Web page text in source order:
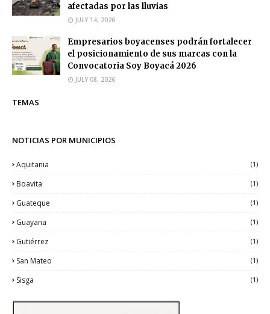
afectadas por las lluvias
JULY 14, 2026
Empresarios boyacenses podrán fortalecer
el posicionamiento de sus marcas con la
Convocatoria Soy Boyacá 2026
JULY 08, 2026
TEMAS
NOTICIAS POR MUNICIPIOS
Aquitania (1)
Boavita (1)
Guateque (1)
Guayana (1)
Gutiérrez (1)
San Mateo (1)
Sisga (1)